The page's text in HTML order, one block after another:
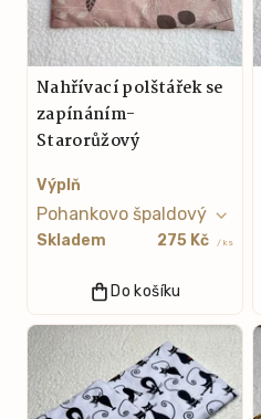
Nahřívací polštářek se
zapínáním-
Starorůžový
Výplň
Skladem 275 Kč / ks
Do košíku